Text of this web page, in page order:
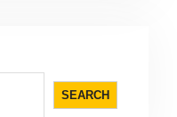
SEARCH